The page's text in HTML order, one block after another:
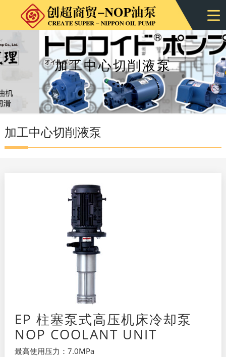
加工中心切削液泵
加工中心切削液泵
EP 柱塞泵式高压机床冷却泵
NOP COOLANT UNIT
最高使用压力：7.0MPa